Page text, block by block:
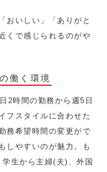
おいしい」「ありがと
くで感じられるのがや
働く環境
2時間の勤務から週5日
フスタイルに合わせた
務希望時間の変更がで
しやすいのが魅力。も
生から主婦(夫)、外国